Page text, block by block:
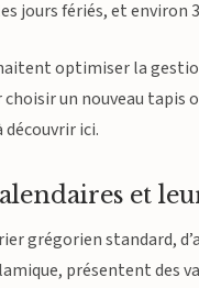
jours fériés, et
optimiser la
choisir un nouveau tapis
découvrir ici.
et
grégorien standard,
présentent des